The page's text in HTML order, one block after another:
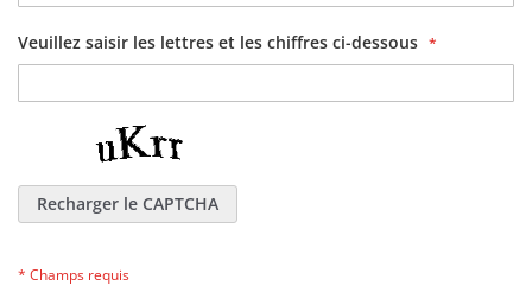
Veuillez saisir les lettres et les chiffres ci-dessous
Recharger le CAPTCHA